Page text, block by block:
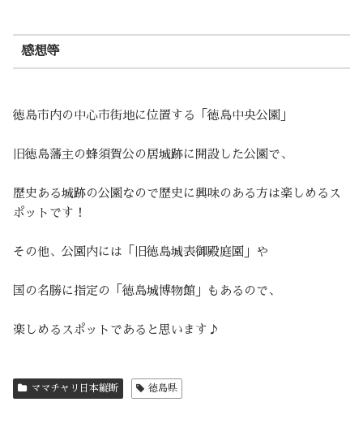
感想等
徳島市内の中心市街地に位置する「徳島中央公園」
旧徳島藩主の蜂須賀公の居城跡に開設した公園で、
歴史ある城跡の公園なので歴史に興味のある方は楽しめるス
ポットです！
その他、公園内には「旧徳島城表御殿庭園」や
国の名勝に指定の「徳島城博物館」もあるので、
楽しめるスポットであると思います♪
ママチャリ日本縦断 徳島県